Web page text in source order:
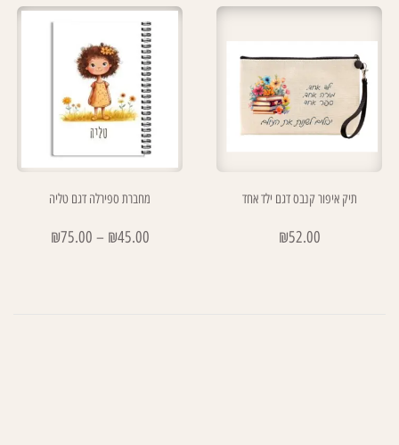
תיק איפור קנבס דגם ילד אחד
₪52.00
מחברת ספירלה דגם טליה
₪45.00
–
₪75.00